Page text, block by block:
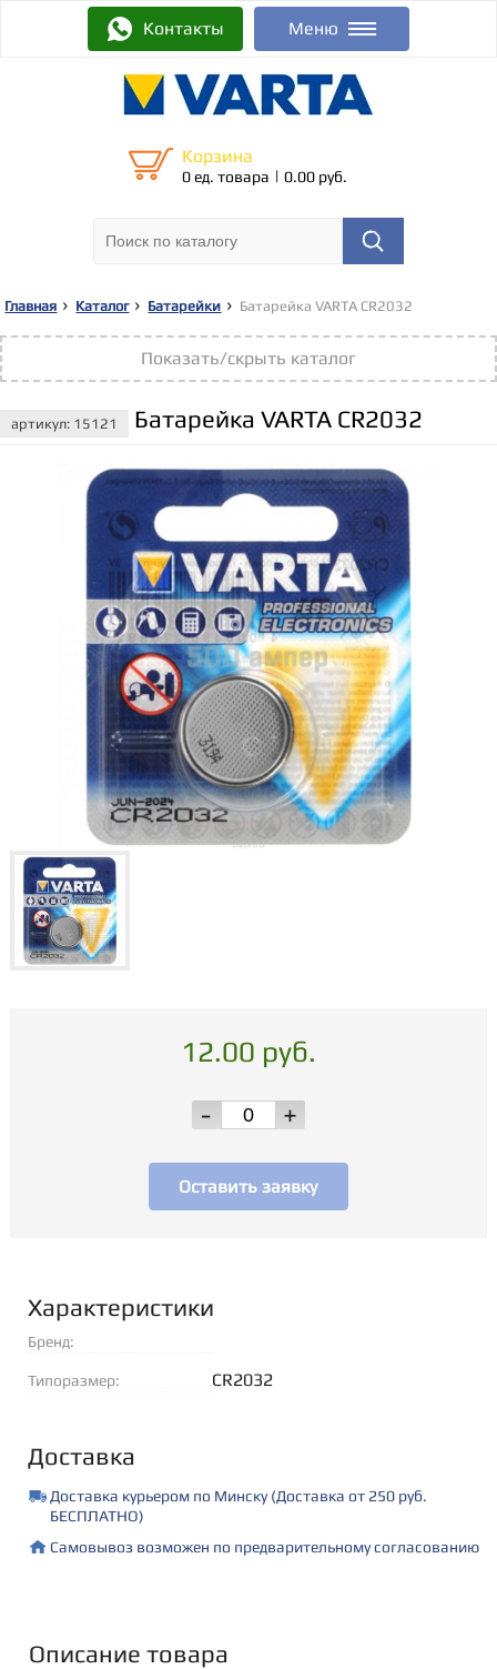
Контакты Меню
Корзина
0 ед. товара | 0.00 руб.
Главная Каталог Батарейки Батарейка VARTA CR2032
Показать/скрыть каталог
артикул: 15121 Батарейка VARTA CR2032
12.00 руб.
-
+
Оставить заявку
Характеристики
Бренд:
Типоразмер: CR2032
Доставка
Доставка курьером по Минску (Доставка от 250 руб.
БЕСПЛАТНО)
Самовывоз возможен по предварительному согласованию
Описание товара